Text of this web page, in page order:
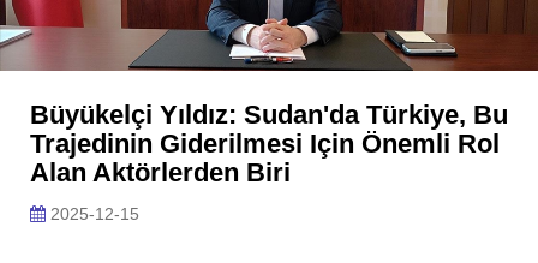
Büyükelçi Yıldız: Sudan'da Türkiye, Bu
Trajedinin Giderilmesi Için Önemli Rol
Alan Aktörlerden Biri
2025-12-15